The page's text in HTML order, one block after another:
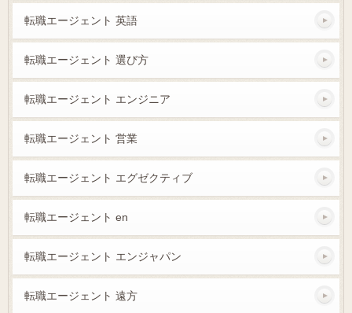
転職エージェント 英語
転職エージェント 選び方
転職エージェント エンジニア
転職エージェント 営業
転職エージェント エグゼクティブ
転職エージェント en
転職エージェント エンジャパン
転職エージェント 遠方